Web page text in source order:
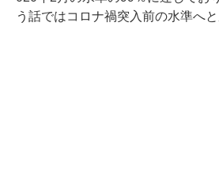
う話ではコロナ禍突入前の水準へと